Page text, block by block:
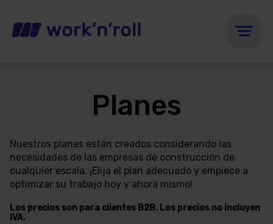
Planes
Nuestros planes están creados considerando las
necesidades de las empresas de construcción de
cualquier escala. ¡Elija el plan adecuado y empiece a
optimizar su trabajo hoy y ahora mismo!
Los precios son para clientes B2B. Los precios no incluyen
IVA.